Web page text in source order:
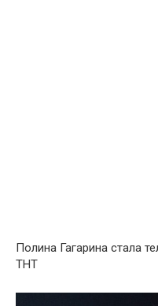
Полина Гагарина стала
ТНТ